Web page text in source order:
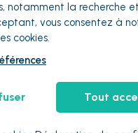
notamment la recherche
vous consentez à
cookies.
Tout